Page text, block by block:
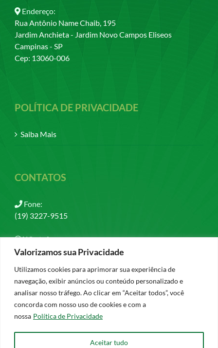
Valorizamos sua Privacidade
Utilizamos cookies para aprimorar sua experiência de
navegação, exibir anúncios ou conteúdo personalizado e
analisar nosso tráfego. Ao clicar em “Aceitar todos”, você
concorda com nosso uso de cookies e com a
nossa Política de Privacidade
Aceitar tudo
Endereço:
Rua Antônio Name Chaib, 195
Jardim Anchieta - Jardim Novo Campos Eliseos
Campinas - SP
Cep: 13060-006
POLÍTICA DE PRIVACIDADE
Saiba Mais
CONTATOS
Fone:
(19) 3227-9515
WhatsApp:
(19) 97408-1679
Email:
contato@esperancaevida.org.br